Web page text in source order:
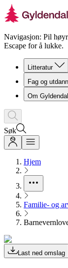
Navigasjon: Pil
Escape for å lukke.
Litteratur
Fag og
Om Gyldendal
Søk
Hjem
Familie- og
Last ned omslag